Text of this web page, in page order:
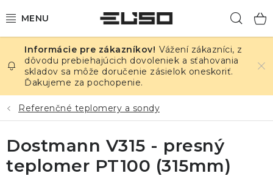
na
ELEKTRINA
TEPLOTA A VLHKOSŤ
TLAK A ÚNIKY
ZÁZNAMNÍKY
Vážení zákazníci, z
dôvodu prebiehajúcich dovoleniek a sťahovania
skladov sa môže doručenie zásielok oneskoriť.
Ďakujeme za pochopenie.
Referenčné teplomery a sondy
Dostmann V315 - presný
teplomer PT100 (315mm)